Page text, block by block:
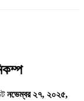
নভেম্বর ২৭, ২০২৫,